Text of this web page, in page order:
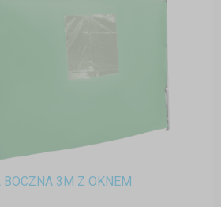
BOCZNA 3M Z OKNEM